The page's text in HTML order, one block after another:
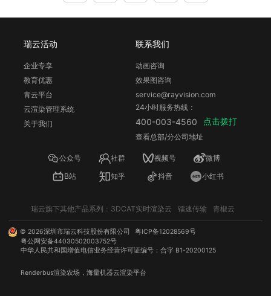
瑞云活动
企业专享
教育优惠
青云平台
云渲染管理系统
关于我们
联系我们
动画咨询
效果图咨询
service@rayvision.com
24小时服务热线：
400-003-4560 点击拨打
查看总部/分公司地址
公众号 社群 视频号
微博
B站
知乎 抖音 小红书
瑞云旗下其他产品系列： 3DCAT实时渲染云 镭速传输 青椒云
© 2026深圳市瑞云科技股份有限公司
粤ICP备12028569号
粤公网安备44030502003752号
中华人民共和国增值电信业务经营许可证编号：合字 B1-20200125
Renderbus渲染农场 ，海量机器云渲染平台